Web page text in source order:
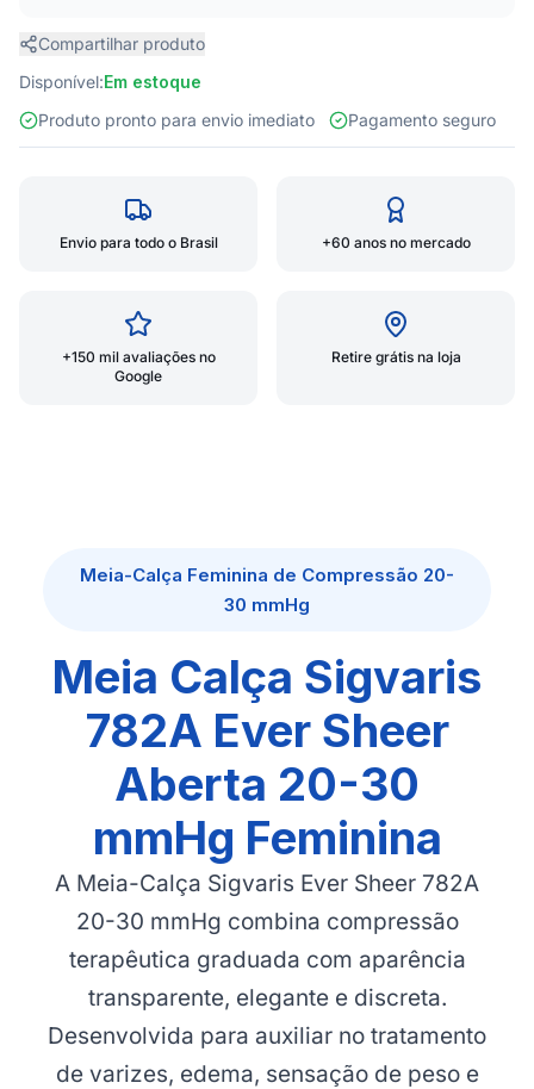
Compartilhar produto
Disponível:Em estoque
Produto pronto para envio imediato
Pagamento seguro
Envio para todo o Brasil +60 anos no mercado
+150 mil avaliações no
Google
Retire grátis na loja
Meia-Calça Feminina de Compressão 20-
30 mmHg
Meia Calça Sigvaris
782A Ever Sheer
Aberta 20-30
mmHg Feminina
A Meia-Calça Sigvaris Ever Sheer 782A
20-30 mmHg combina compressão
terapêutica graduada com aparência
transparente, elegante e discreta.
Desenvolvida para auxiliar no tratamento
de varizes, edema, sensação de peso e